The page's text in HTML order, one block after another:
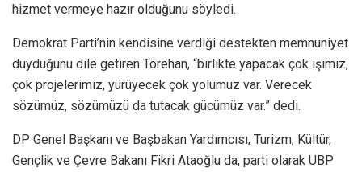
hizmet vermeye hazır olduğunu söyledi.
Demokrat Parti’nin kendisine verdiği destekten memnuniyet
duyduğunu dile getiren Törehan, “birlikte yapacak çok işimiz,
çok projelerimiz, yürüyecek çok yolumuz var. Verecek
sözümüz, sözümüzü da tutacak gücümüz var.” dedi.
DP Genel Başkanı ve Başbakan Yardımcısı, Turizm, Kültür,
Gençlik ve Çevre Bakanı Fikri Ataoğlu da, parti olarak UBP